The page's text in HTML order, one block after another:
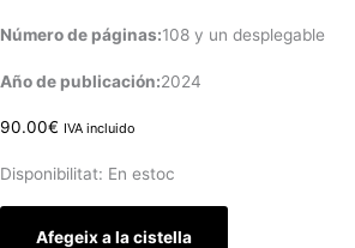
Número de páginas:108 y un desplegable
Año de publicación:2024
90.00€ IVA incluido
Disponibilitat: En estoc
Afegeix a la cistella